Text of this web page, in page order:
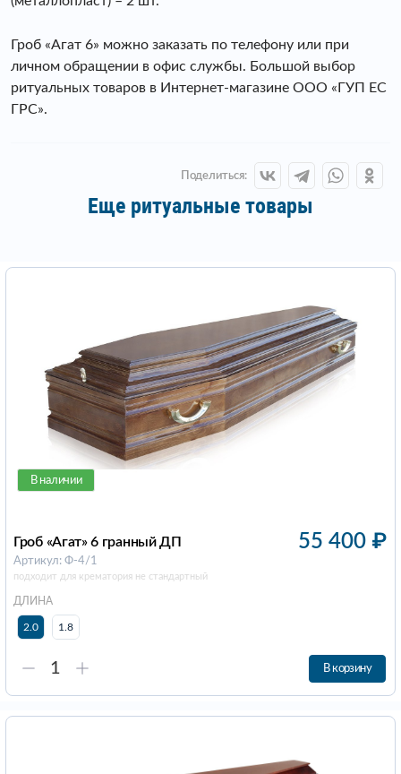
Гроб «Агат 6» можно заказать по телефону или при
личном обращении в офис службы. Большой выбор
ритуальных товаров в Интернет-магазине ООО «ГУП ЕС
ГРС».
Поделиться:
Еще ритуальные товары
В наличии
Гроб «Агат» 6 гранный ДП
Артикул: Ф-4/1
подходит для крематория не стандартный
55 400 ₽
ДЛИНА
2.0 1.8
В корзину